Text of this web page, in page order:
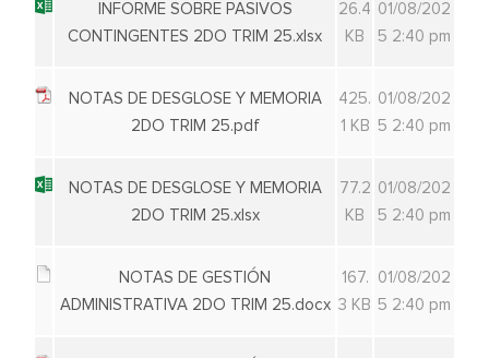
INFORME SOBRE PASIVOS
CONTINGENTES 2DO TRIM 25.xlsx
26.4
KB
01/08/202
5 2:40 pm
NOTAS DE DESGLOSE Y MEMORIA
2DO TRIM 25.pdf
425.
1 KB
01/08/202
5 2:40 pm
NOTAS DE DESGLOSE Y MEMORIA
2DO TRIM 25.xlsx
77.2
KB
01/08/202
5 2:40 pm
NOTAS DE GESTIÓN
ADMINISTRATIVA 2DO TRIM 25.docx
167.
3 KB
01/08/202
5 2:40 pm